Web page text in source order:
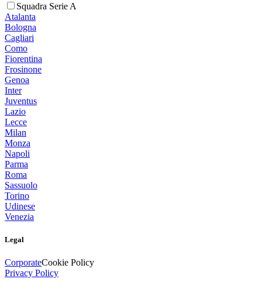
Squadra Serie A
Atalanta
Bologna
Cagliari
Como
Fiorentina
Frosinone
Genoa
Inter
Juventus
Lazio
Lecce
Milan
Monza
Napoli
Parma
Roma
Sassuolo
Torino
Udinese
Venezia
Legal
CorporateCookie Policy
Privacy Policy